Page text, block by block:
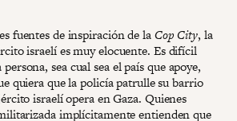
fuentes de inspiración de laCop City, la
israelí es muy elocuente. Es difícil
sea cual sea el país que apoye,
quiera que la policía patrulle su barrio
israelí opera en Gaza. Quienes
implícitamente entienden que